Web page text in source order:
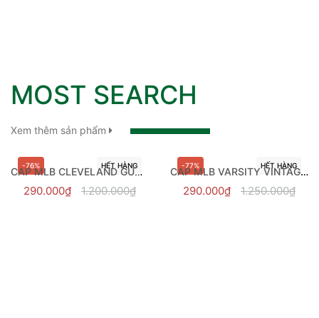
MOST SEARCH
Xem thêm sản phẩm
-76% HẾT HÀNGCAP MLB CLEVELAND GUARDIANS PINK - 3ACP7701N-45PKM
290.000₫ 1.200.000₫
-77% HẾT HÀNG CAP MLB VARSITY VINTAGE ULSIVE STITCH
290.000₫ 1.250.000₫